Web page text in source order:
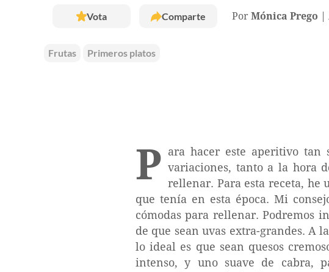
Vota Comparte Por Mónica Prego
Frutas Primeros platos
P ara hacer este aperitivo tan
variaciones, tanto a la hora
rellenar. Para esta receta, he
que tenía en esta época. Mi
cómodas para rellenar. Podremos
de que sean uvas extra-grandes. A
lo ideal es que sean quesos
intenso, y uno suave de cabra,